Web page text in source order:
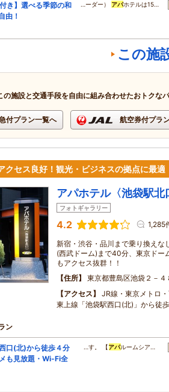
き】選べる季節の和
由！
…ーダー） アパホテルは15…
この施
の施設と交通手段を自由に組み合わせたおトクな
付プラン一覧へ 航空券付プラ
クセス良好！観光・ビジネスの拠点に最適
アパホテル〈池袋駅北
フォトギャラリー
4.2 1,285
新宿・渋谷・品川まで乗り換えな
(西武ドーム)まで40分、東京ドー
もアクセス抜群！！
住所
東京都豊島区池袋２－４
アクセス
JR線・東京メトロ
東上線「池袋駅西口(北)」から徒
ン
口(北)から徒歩４分
も見放題・Wi-Fi全
…す。 【アパルームシア…